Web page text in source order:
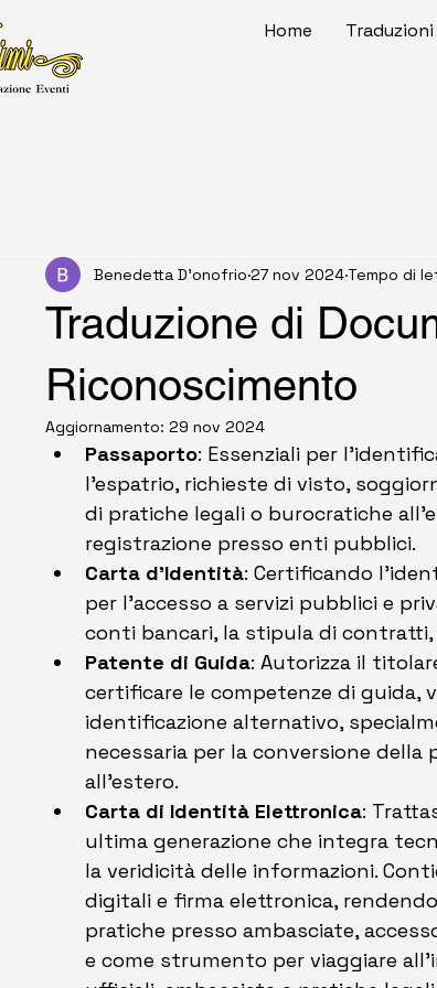
Home Traduzioni
Traduzione di
Riconoscimento
Benedetta D'onofrio 27 nov 2024 Tempo di
Aggiornamento: 29 nov 2024
Passaporto: Essenziali per
l'espatrio, richieste di visto,
di pratiche legali o burocratiche
registrazione presso enti pubblici.
Carta d’Identità: Certificando
per l’accesso a servizi pubblici e
conti bancari, la stipula di
Patente di Guida: Autorizza il
certificare le competenze di guida,
identificazione alternativo,
necessaria per la conversione
all'estero.
Carta di Identità Elettronica:
ultima generazione che integra
la veridicità delle informazioni.
digitali e firma elettronica,
pratiche presso ambasciate,
e come strumento per viaggiare